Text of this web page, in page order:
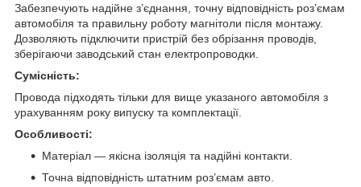
Забезпечують надійне з’єднання, точну відповідність роз’ємам
автомобіля та правильну роботу магнітоли після монтажу.
Дозволяють підключити пристрій без обрізання проводів,
зберігаючи заводський стан електропроводки.
Сумісність:
Провода підходять тільки для вище указаного автомобіля з
урахуванням року випуску та комплектації.
Особливості:
Матеріал — якісна ізоляція та надійні контакти.
Точна відповідність штатним роз’ємам авто.